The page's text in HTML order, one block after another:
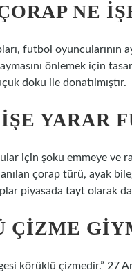
NE
futbol oyuncularının
önlemek için
doku ile donatılmıştır.
YARAR
için şoku emmeye ve
çorap türü, ayak
piyasada tayt olarak
ÇIZME
körüklü çizmedir.” 27